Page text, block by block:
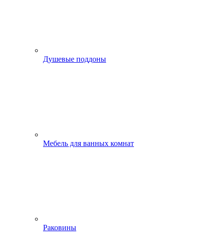
Душевые поддоны
Мебель для ванных комнат
Раковины